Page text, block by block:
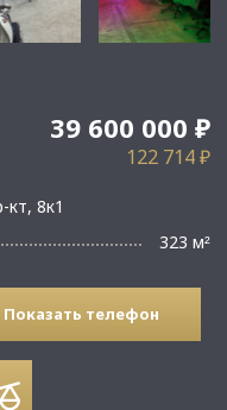
39 600 000 ₽
122 714 ₽
8к1
323 м²
Показать телефон